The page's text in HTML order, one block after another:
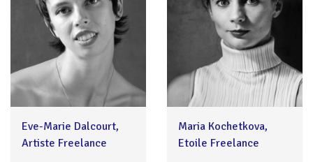
Eve-Marie Dalcourt,
Artiste Freelance
Maria Kochetkova,
Etoile Freelance